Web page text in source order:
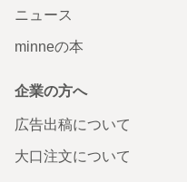
ニュース
minneの本
企業の方へ
広告出稿について
大口注文について